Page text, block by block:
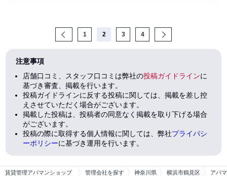
賃貸管理アパマンショップ 管理会社を探す 神奈川県 横浜市鶴見区 アパ
Prev1 2 3 4
注意事項
店舗口コミ、スタッフ口コミは弊社の投稿ガイドラインに
基づき審査、掲載を行います。
投稿ガイドラインに反する投稿に関しては、掲載を差し控
えさせていただく場合がございます。
掲載した投稿は、投稿者の同意なく掲載を取り下げる場合
がございます。
投稿の際に取得する個人情報に関しては、弊社プライバシ
ーポリシーに基づき運用を行います。